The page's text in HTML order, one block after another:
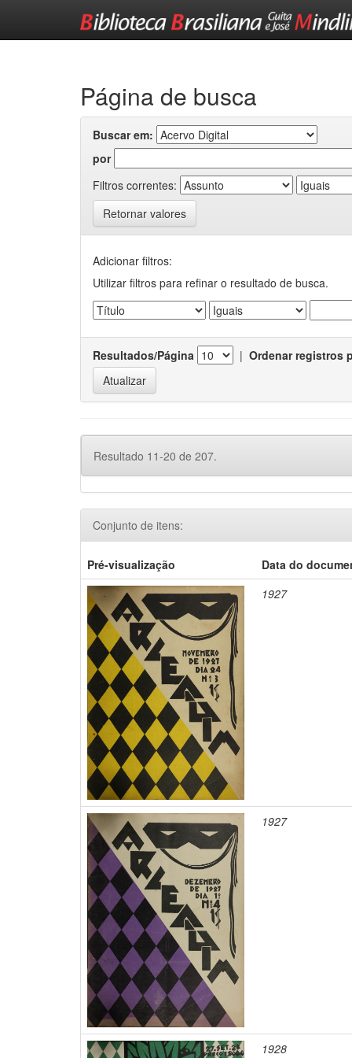
Página de busca
Buscar em:
por
Filtros correntes:
Retornar valores
Adicionar filtros:
Utilizar filtros para refinar o resultado de busca.
Resultados/Página | Ordenar registros
Resultado 11-20 de 207.
Conjunto de itens:
Pré-visualização
Data do
1927
1927
1928